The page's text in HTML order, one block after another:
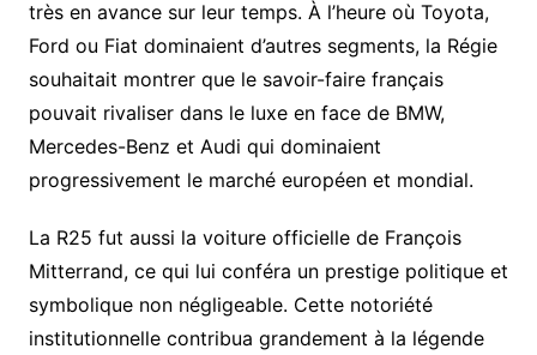
très en avance sur leur temps. À l’heure où Toyota,
Ford ou Fiat dominaient d’autres segments, la Régie
souhaitait montrer que le savoir-faire français
pouvait rivaliser dans le luxe en face de BMW,
Mercedes-Benz et Audi qui dominaient
progressivement le marché européen et mondial.
La R25 fut aussi la voiture officielle de François
Mitterrand, ce qui lui conféra un prestige politique et
symbolique non négligeable. Cette notoriété
institutionnelle contribua grandement à la légende